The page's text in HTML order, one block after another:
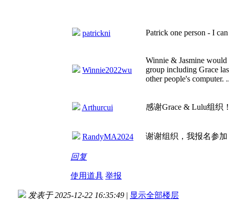
patrickni Patrick one person - I
Winnie2022wu
Winnie & Jasmine
group including Grace
other people's computer.
Arthurcui 感谢Grace & Lulu组织
RandyMA2024 谢谢组织，我报名参
回复
使用道具 举报
发表于 2025-12-22 16:35:49 | 显示全部楼层